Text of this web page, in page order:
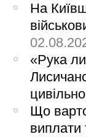
На
«Рука
Що
виплати